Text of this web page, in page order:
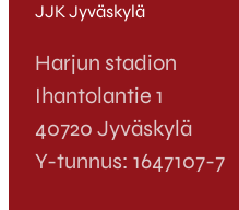
JJK Jyväskylä
Harjun stadion
Ihantolantie 1
40720 Jyväskylä
Y-tunnus: 1647107-7